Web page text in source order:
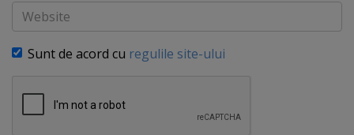
Website
Sunt de acord cu regulile site-ului